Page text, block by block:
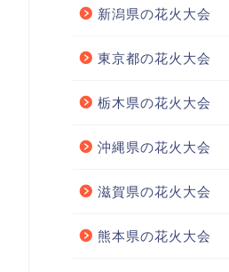
新潟県の花火大会
東京都の花火大会
栃木県の花火大会
沖縄県の花火大会
滋賀県の花火大会
熊本県の花火大会